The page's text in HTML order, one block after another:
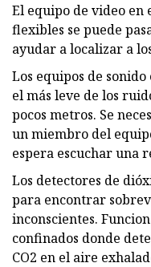
El equipo de video en
flexibles se puede
ayudar a localizar a
Los equipos de
el más leve de los
pocos metros. Se
un miembro del
espera escuchar una
Los detectores de
para encontrar
inconscientes.
confinados donde
CO2 en el aire